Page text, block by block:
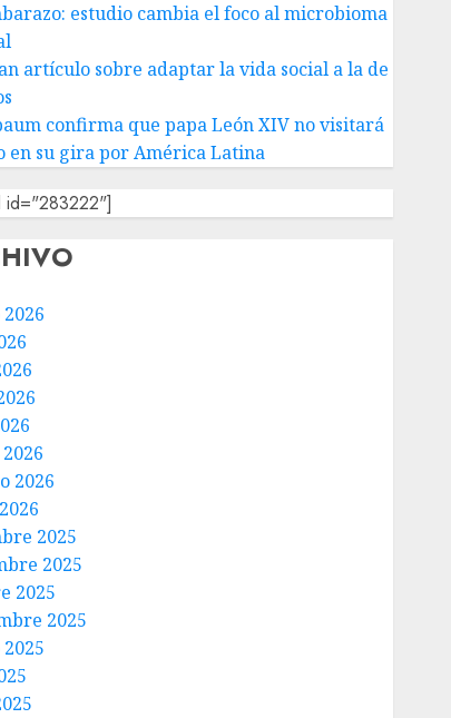
estudio cambia el foco al microbioma
artículo sobre adaptar la vida social a la de
confirma que papa León XIV no visitará
en su gira por América Latina
id="283222"]
2026
2025
2025
2025
2025